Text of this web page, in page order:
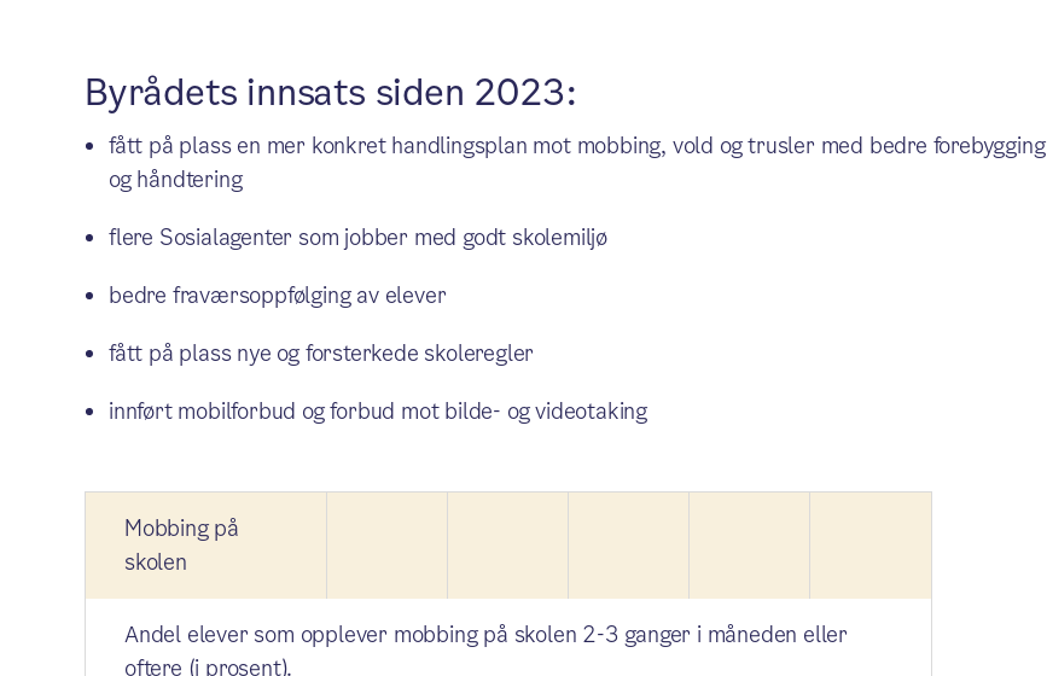
Byrådets innsats siden 2023:
fått på plass en mer konkret handlingsplan mot mobbing, vold og trusler med bedre forebygging
og håndtering
flere Sosialagenter som jobber med godt skolemiljø
bedre fraværsoppfølging av elever
fått på plass nye og forsterkede skoleregler
innført mobilforbud og forbud mot bilde- og videotaking
Mobbing på
skolen
Andel elever som opplever mobbing på skolen 2-3 ganger i måneden eller
oftere (i prosent).